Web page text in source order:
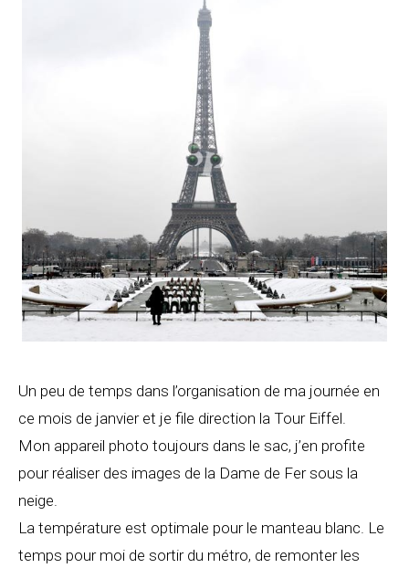
Un peu de temps dans l’organisation de ma journée en
ce mois de janvier et je file direction la Tour Eiffel.
Mon appareil photo toujours dans le sac, j’en profite
pour réaliser des images de la Dame de Fer sous la
neige.
La température est optimale pour le manteau blanc. Le
temps pour moi de sortir du métro, de remonter les